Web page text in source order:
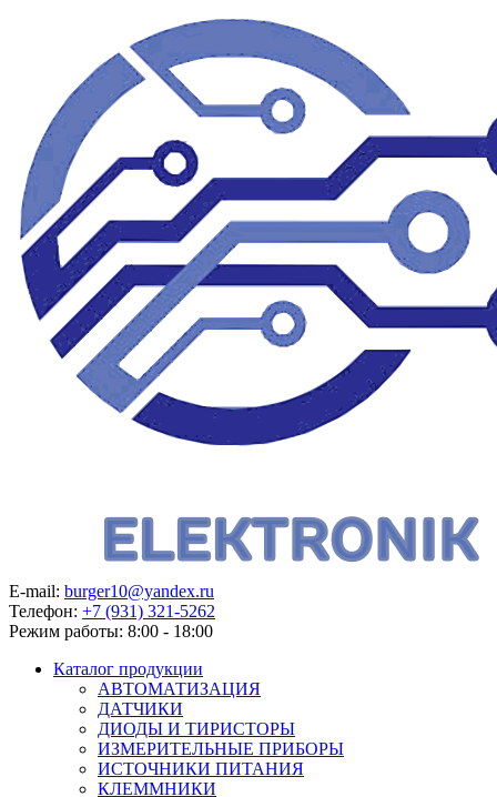
E-mail: burger10@yandex.ru
Телефон: +7 (931) 321-5262
Режим работы: 8:00 - 18:00
Каталог продукции
АВТОМАТИЗАЦИЯ
ДАТЧИКИ
ДИОДЫ И ТИРИСТОРЫ
ИЗМЕРИТЕЛЬНЫЕ ПРИБОРЫ
ИСТОЧНИКИ ПИТАНИЯ
КЛЕММНИКИ